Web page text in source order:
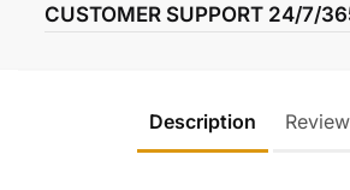
CUSTOMER SUPPORT 24/7/
Description